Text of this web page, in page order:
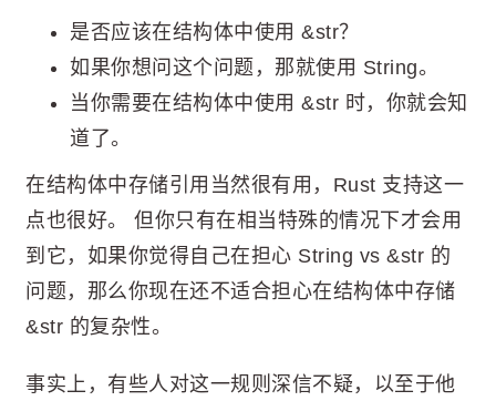
是否应该在结构体中使用 &str？
如果你想问这个问题，那就使用 String。
当你需要在结构体中使用 &str 时，你就会知
道了。
在结构体中存储引用当然很有用，Rust 支持这一
点也很好。 但你只有在相当特殊的情况下才会用
到它，如果你觉得自己在担心 String vs &str 的
问题，那么你现在还不适合担心在结构体中存储
&str 的复杂性。
事实上，有些人对这一规则深信不疑，以至于他